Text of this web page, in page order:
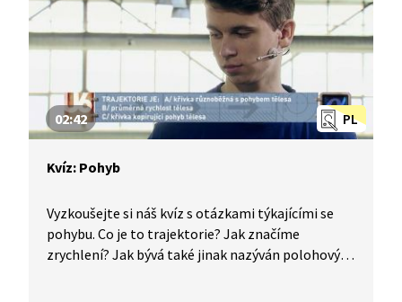
PL
02:42
Kvíz: Pohyb
Vyzkoušejte si náš kvíz s otázkami týkajícími se
pohybu. Co je to trajektorie? Jak značíme
zrychlení? Jak bývá také jinak nazýván polohový